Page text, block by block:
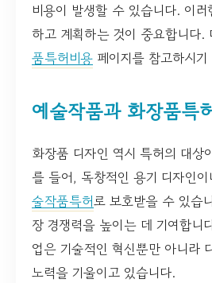
비용이 발생할 수 있습니다. 이
하고 계획하는 것이 중요합니다.
품특허비용 페이지를 참고하시기
예술작품과 화장품특
화장품 디자인 역시 특허의 대상
를 들어, 독창적인 용기 디자인
술작품특허로 보호받을 수 있습
장 경쟁력을 높이는 데 기여합니
업은 기술적인 혁신뿐만 아니라
노력을 기울이고 있습니다.